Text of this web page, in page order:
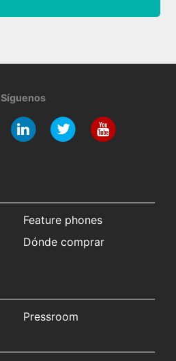
Síguenos
Feature phones
Dónde comprar
Pressroom